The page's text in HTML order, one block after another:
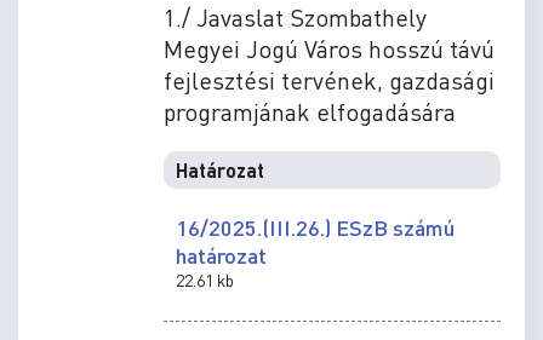
1./ Javaslat Szombathely
Megyei Jogú Város hosszú távú
fejlesztési tervének, gazdasági
programjának elfogadására
Határozat
16/2025.(III.26.) ESzB számú
határozat
22.61 kb